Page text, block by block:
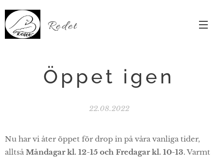
Redet
Öppet igen
22.08.2022
Nu har vi åter öppet för drop in på våra vanliga tider,
alltså Måndagar kl. 12-15 och Fredagar kl. 10-13. Varmt